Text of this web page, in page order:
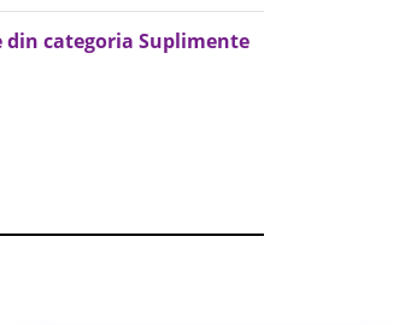
categoria Suplimente